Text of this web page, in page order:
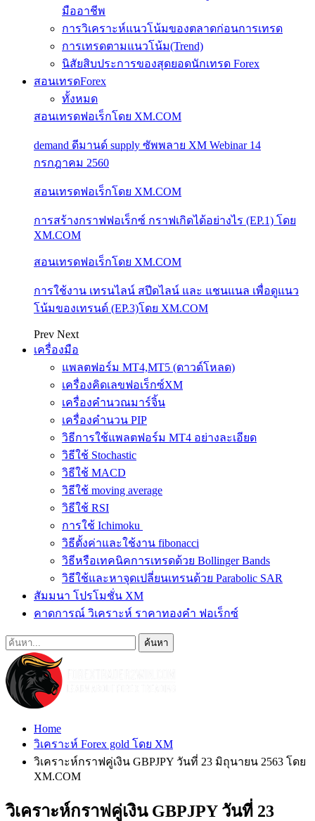
มืออาชีพ
การวิเคราะห์แนวโน้มของตลาดก่อนการเทรด
การเทรดตามแนวโน้ม(Trend)
นิสัยสิบประการของสุดยอดนักเทรด Forex
สอนเทรดForex
ทั้งหมด
สอนเทรดฟอเร็กโดย XM.COM
demand ดีมานด์ supply ซัพพลาย XM Webinar 14
กรกฎาคม 2560
สอนเทรดฟอเร็กโดย XM.COM
การสร้างกราฟฟอเร็กซ์ กราฟเกิดได้อย่างไร (EP.1) โดย
XM.COM
สอนเทรดฟอเร็กโดย XM.COM
การใช้งาน เทรนไลน์ สปีดไลน์ และ แชนแนล เพื่อดูแนว
โน้มของเทรนด์ (EP.3)โดย XM.COM
Prev Next
เครื่องมือ
แพลตฟอร์ม MT4,MT5 (ดาวด์โหลด)
เครื่องคิดเลขฟอเร็กซ์XM
เครื่องคำนวณมาร์จิ้น
เครื่องคำนวน PIP
วิธีการใช้แพลตฟอร์ม MT4 อย่างละเอียด
วิธีใช้ Stochastic
วิธีใช้ MACD
วิธีใช้ moving average
วิธีใช้ RSI
การใช้ Ichimoku
วิธีตั้งค่าและใช้งาน fibonacci
วิธีหรือเทคนิคการเทรดด้วย Bollinger Bands
วิธีใช้และหาจุดเปลี่ยนเทรนด้วย Parabolic SAR
สัมมนา โปรโมชั่น XM
คาดการณ์ วิเคราะห์ ราคาทองคำ ฟอเร็กซ์
Home
วิเคราะห์ Forex gold โดย XM
วิเคราะห์กราฟคู่เงิน GBPJPY วันที่ 23 มิถุนายน 2563 โดย
XM.COM
วิเคราะห์กราฟคู่เงิน GBPJPY วันที่ 23